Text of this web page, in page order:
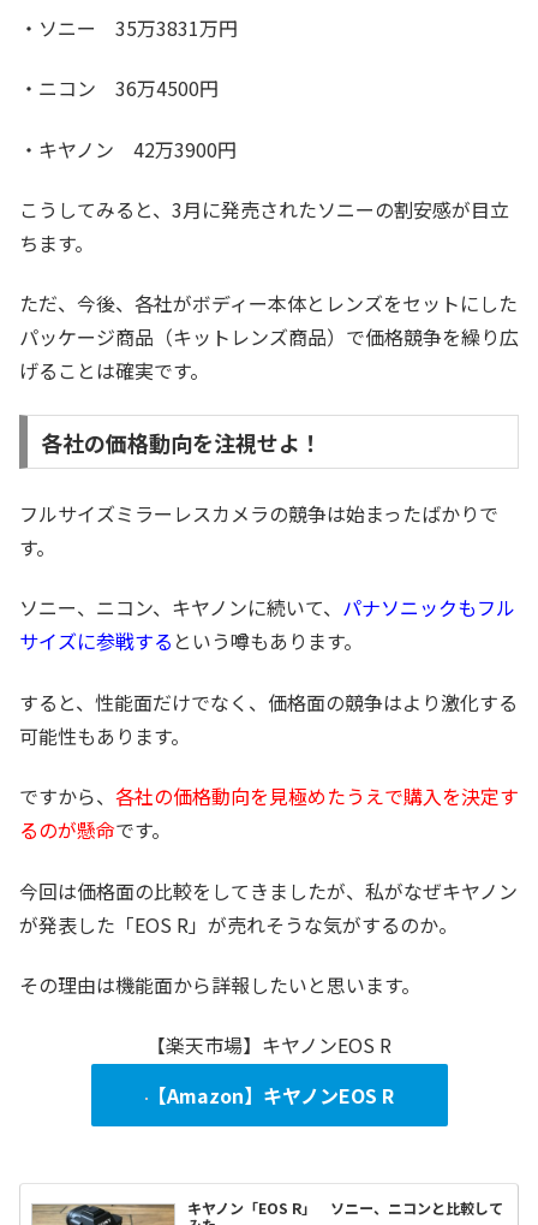
・ソニー 35万3831万円
・ニコン 36万4500円
・キヤノン 42万3900円
こうしてみると、3月に発売されたソニーの割安感が目立
ちます。
ただ、今後、各社がボディー本体とレンズをセットにした
パッケージ商品（キットレンズ商品）で価格競争を繰り広
げることは確実です。
各社の価格動向を注視せよ！
フルサイズミラーレスカメラの競争は始まったばかりで
す。
ソニー、ニコン、キヤノンに続いて、 パナソニックもフル
サイズに参戦する という噂もあります。
すると、性能面だけでなく、価格面の競争はより激化する
可能性もあります。
ですから、 各社の価格動向を見極めたうえで購入を決定す
るのが懸命です。
今回は価格面の比較をしてきましたが、私がなぜキヤノン
が発表した「EOS R」が売れそうな気がするのか。
その理由は機能面から詳報したいと思います。
【楽天市場】キヤノンEOS R
【Amazon】キヤノンEOS R
キヤノン「EOS R」 ソニー、ニコンと比較して